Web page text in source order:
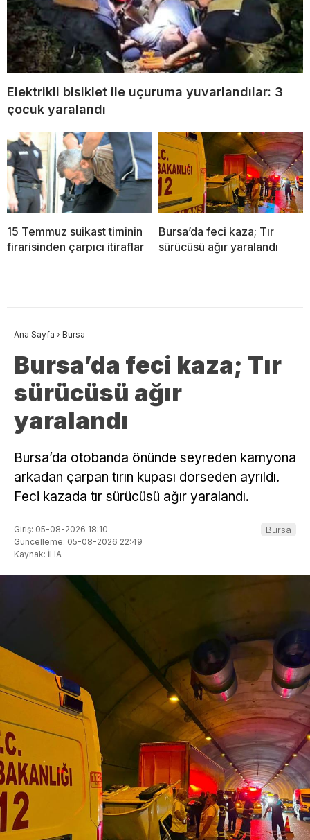
Elektrikli bisiklet ile uçuruma yuvarlandılar: 3
çocuk yaralandı
15 Temmuz suikast timinin
firarisinden çarpıcı itiraflar
Bursa’da feci kaza; Tır
sürücüsü ağır yaralandı
Ana Sayfa › Bursa
Bursa’da feci kaza; Tır
sürücüsü ağır
yaralandı
Bursa’da otobanda önünde seyreden kamyona
arkadan çarpan tırın kupası dorseden ayrıldı.
Feci kazada tır sürücüsü ağır yaralandı.
Giriş: 05-08-2026 18:10
Güncelleme: 05-08-2026 22:49
Kaynak: İHA
Bursa